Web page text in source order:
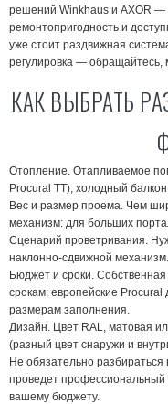
решений Winkhaus и AXOR
ремонтопригодность и
уже стоит раздвижная
регулировка — обращайтесь,
КАК ВЫБРАТЬ
Отопление. Отапливаемое
Procural ТТ); холодный
Вес и размер проема. Чем
механизм: для больших
Сценарий проветривания.
наклонно-сдвижной механизм.
Бюджет и сроки.
срокам; европейские
размерам заполнения.
Дизайн. Цвет RAL, матовая
(разный цвет снаружи и
Не обязательно
проведет
вашему бюджету.